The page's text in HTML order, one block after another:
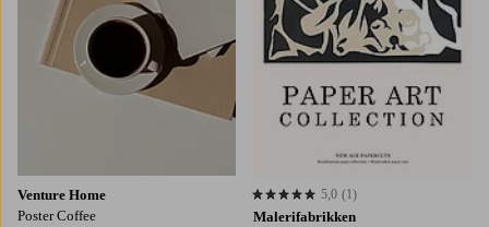
Venture Home
Poster Coffee
Malerifabrikken
5,0 basert på 1 karaktergivninger
5,0 (1)